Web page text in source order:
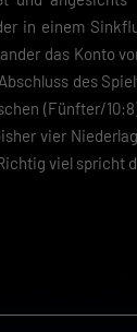
in einem
das Konto
des
(Fünfter/
vier
viel